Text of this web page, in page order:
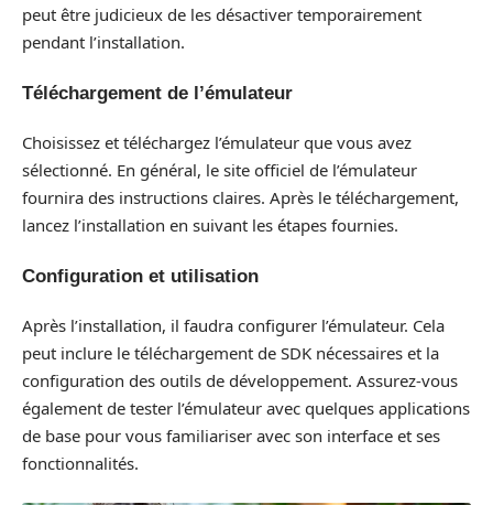
peut être judicieux de les désactiver temporairement
pendant l’installation.
Téléchargement de l’émulateur
Choisissez et téléchargez l’émulateur que vous avez
sélectionné. En général, le site officiel de l’émulateur
fournira des instructions claires. Après le téléchargement,
lancez l’installation en suivant les étapes fournies.
Configuration et utilisation
Après l’installation, il faudra configurer l’émulateur. Cela
peut inclure le téléchargement de SDK nécessaires et la
configuration des outils de développement. Assurez-vous
également de tester l’émulateur avec quelques applications
de base pour vous familiariser avec son interface et ses
fonctionnalités.